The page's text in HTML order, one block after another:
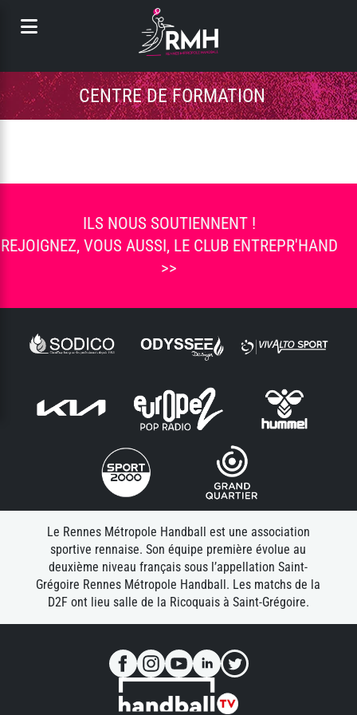
CENTRE DE FORMATION
L'EFFECTIF 2025-2026
ILS NOUS SOUTIENNENT !
REJOIGNEZ, VOUS AUSSI, LE CLUB ENTREPR'HAND
>>
Le Rennes Métropole Handball est une association
sportive rennaise. Son équipe première évolue au
deuxième niveau français sous l’appellation Saint-
Grégoire Rennes Métropole Handball. Les matchs de la
D2F ont lieu salle de la Ricoquais à Saint-Grégoire.
Panneau de gestion des cookies